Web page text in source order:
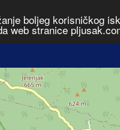
boljeg korisničkog
web stranice